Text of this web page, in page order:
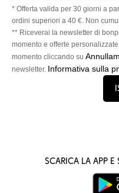
* Offerta valida per 30 giorni a
ordini superiori a 40 €. Non
** Riceverai la newsletter di
momento e offerte
momento cliccando su
newsletter. Informativa sulla
Scarica la App